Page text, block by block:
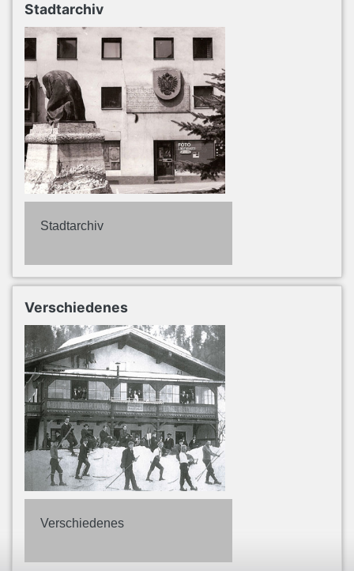
Stadtarchiv
Stadtarchiv
Verschiedenes
Verschiedenes